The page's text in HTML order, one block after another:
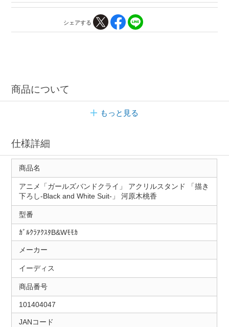
シェアする
商品について
もっと見る
仕様詳細
商品名
アニメ「ガールズバンドクライ」 アクリルスタンド 「描き
下ろし-Black and White Suit-」 河原木桃香
型番
ｶﾞﾙｸﾗｱｸｽﾀB&Wﾓﾓｶ
メーカー
イーディス
商品番号
101404047
JANコード